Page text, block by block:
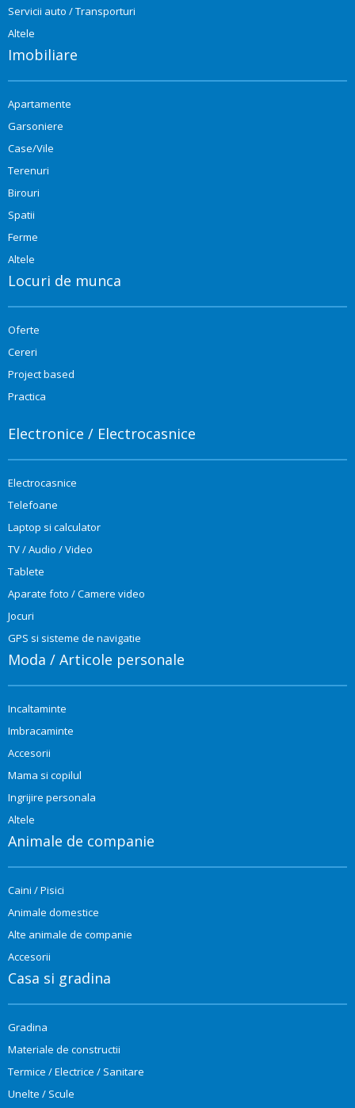
Servicii auto / Transporturi
Altele
Imobiliare
Apartamente
Garsoniere
Case/Vile
Terenuri
Birouri
Spatii
Ferme
Altele
Locuri de munca
Oferte
Cereri
Project based
Practica
Electronice / Electrocasnice
Electrocasnice
Telefoane
Laptop si calculator
TV / Audio / Video
Tablete
Aparate foto / Camere video
Jocuri
GPS si sisteme de navigatie
Moda / Articole personale
Incaltaminte
Imbracaminte
Accesorii
Mama si copilul
Ingrijire personala
Altele
Animale de companie
Caini / Pisici
Animale domestice
Alte animale de companie
Accesorii
Casa si gradina
Gradina
Materiale de constructii
Termice / Electrice / Sanitare
Unelte / Scule